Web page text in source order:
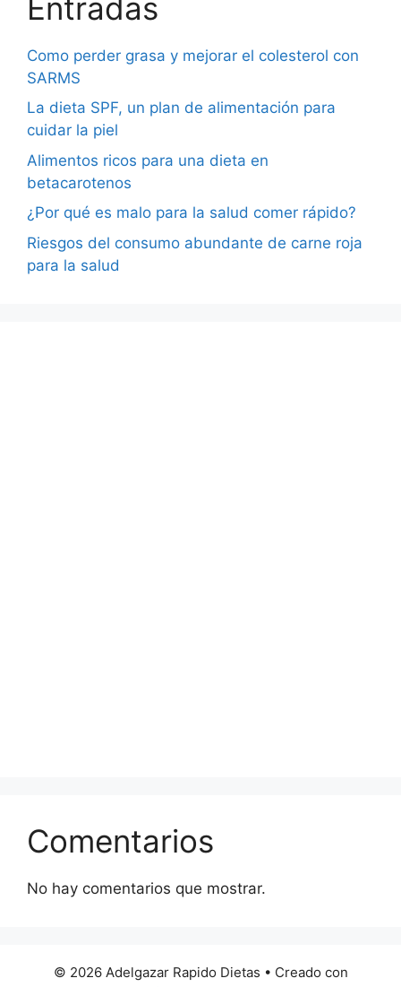
Entradas
Como perder grasa y mejorar el colesterol con
SARMS
La dieta SPF, un plan de alimentación para
cuidar la piel
Alimentos ricos para una dieta en
betacarotenos
¿Por qué es malo para la salud comer rápido?
Riesgos del consumo abundante de carne roja
para la salud
Comentarios
No hay comentarios que mostrar.
© 2026 Adelgazar Rapido Dietas • Creado con